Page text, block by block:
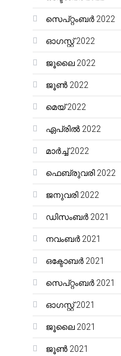
സെപ്റ്റംബർ 2022
ഓഗസ്റ്റ്‌ 2022
ജൂലൈ 2022
ജൂൺ 2022
മെയ്‌ 2022
ഏപ്രിൽ 2022
മാർച്ച്‌ 2022
ഫെബ്രുവരി 2022
ജനുവരി 2022
ഡിസംബർ 2021
നവംബർ 2021
ഒക്ടോബർ 2021
സെപ്റ്റംബർ 2021
ഓഗസ്റ്റ്‌ 2021
ജൂലൈ 2021
ജൂൺ 2021